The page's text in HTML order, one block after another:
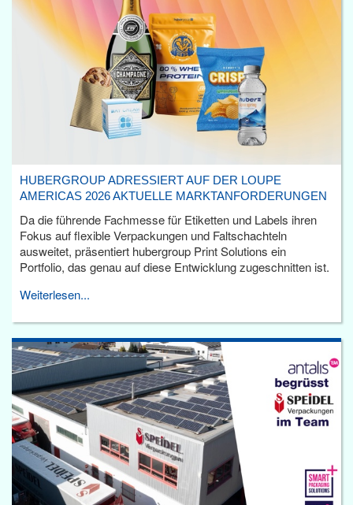
HUBERGROUP ADRESSIERT AUF DER LOUPE
AMERICAS 2026 AKTUELLE MARKTANFORDERUNGEN
Da die führende Fachmesse für Etiketten und Labels ihren
Fokus auf flexible Verpackungen und Faltschachteln
ausweitet, präsentiert hubergroup Print Solutions ein
Portfolio, das genau auf diese Entwicklung zugeschnitten ist.
Weiterlesen...